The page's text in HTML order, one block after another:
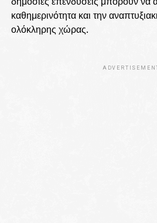
καθημερινότητα και την
ολόκληρης χώρας.